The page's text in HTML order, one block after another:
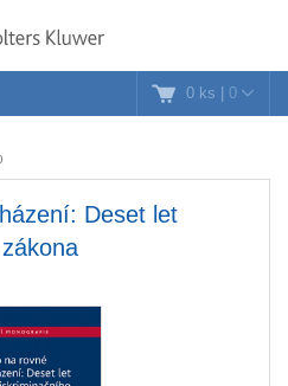
0 ks | 0
Deset let